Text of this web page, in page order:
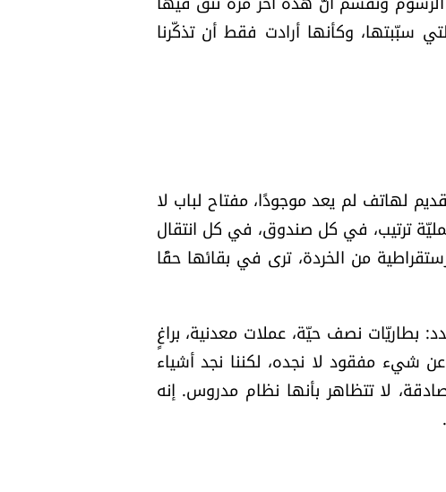
سبّبتها، وكأنها أرادت فقط أن تذكّرنا
لهاتف لم يعد موجودًا، مفتاح لباب لا
ترتيب، في كل صندوق، في كل انتقال
من الخردة، ترى في بقائها حقًا
نصف حيّة، عملات معدنية، براغٍ
شيء مفقود لا نجده، لكننا نجد أشياء
لا تتظاهر بأنها نظام مدروس. إنه